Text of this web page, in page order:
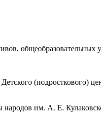
общеобразовательных
(подросткового)
им. А. Е.